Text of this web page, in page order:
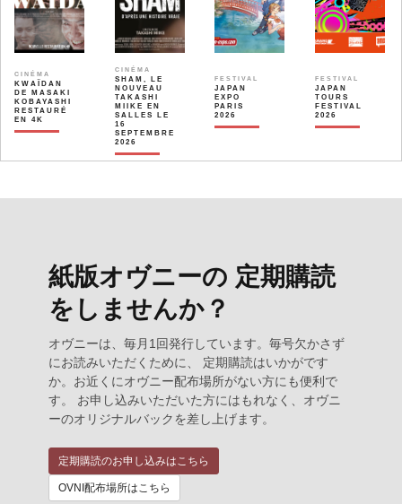
CINÉMA
KWAÏDAN
DE MASAKI
KOBAYASHI
RESTAURÉ
EN 4K
CINÉMA
SHAM, LE
NOUVEAU
TAKASHI
MIIKE EN
SALLES LE
16
SEPTEMBRE
2026
FESTIVAL
JAPAN
EXPO
PARIS
2026
FESTIVAL
JAPAN
TOURS
FESTIVAL
2026
紙版オヴニーの 定期購読
をしませんか？
オヴニーは、毎月1回発行しています。毎号欠かさず
にお読みいただくために、 定期購読はいかがです
か。お近くにオヴニー配布場所がない方にも便利で
す。 お申し込みいただいた方にはもれなく、オヴニ
ーのオリジナルバックを差し上げます。
定期購読のお申し込みはこちら
OVNI配布場所はこちら